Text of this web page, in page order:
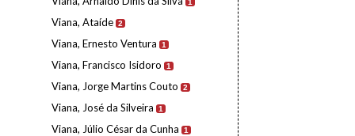
1
Viana, Ataíde 2
Viana, Ernesto Ventura 1
Viana, Francisco Isidoro 1
Viana, Jorge Martins Couto 2
Viana, José da Silveira 1
Viana, Júlio César da Cunha 1